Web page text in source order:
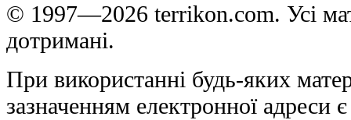
© 1997—2026 terrikon.com. Усі
дотримані.
При використанні будь-яких
зазначенням електронної адреси